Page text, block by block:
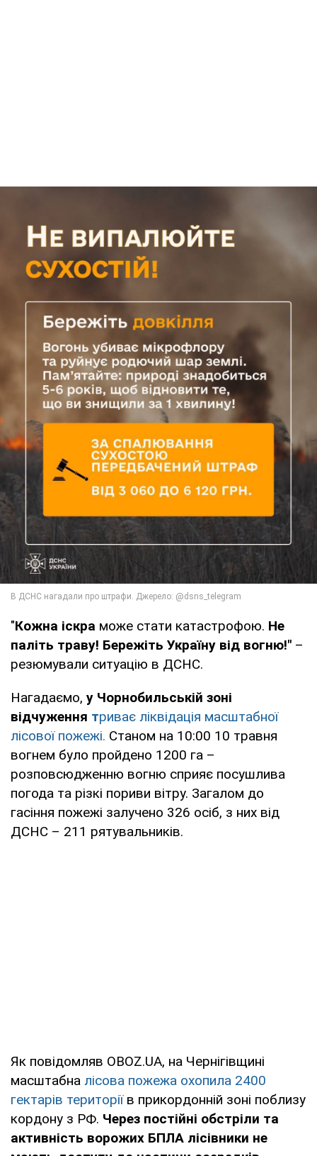
"Кожна іскра може стати катастрофою. Не
паліть траву! Бережіть Україну від вогню!" –
резюмували ситуацію в ДСНС.
Нагадаємо, у Чорнобильській зоні
відчуження триває ліквідація масштабної
лісової пожежі. Станом на 10:00 10 травня
вогнем було пройдено 1200 га –
розповсюдженню вогню сприяє посушлива
погода та різкі пориви вітру. Загалом до
гасіння пожежі залучено 326 осіб, з них від
ДСНС – 211 рятувальників.
Як повідомляв OBOZ.UA, на Чернігівщині
масштабна лісова пожежа охопила 2400
гектарів територіїв прикордонній зоні поблизу
кордону з РФ. Через постійні обстріли та
активність ворожих БПЛА лісівники не